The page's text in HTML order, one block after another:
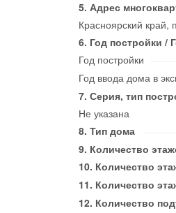
Адрес
Красноярский край,
Год постройки /
Год постройки
Год ввода дома в
Серия, тип
Не указана
Тип дома
Количество
Количество
Количество
Количество